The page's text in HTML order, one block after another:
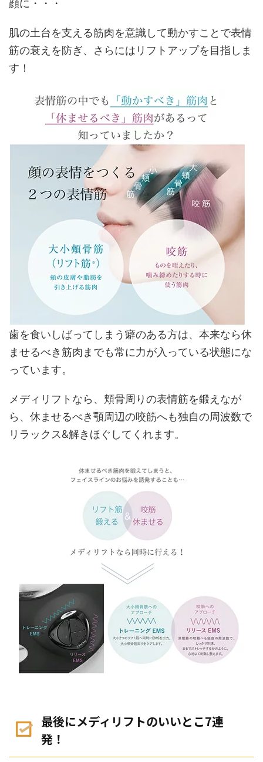
顔に・・・
肌の土台を支える筋肉を意識して動かすことで表情
筋の衰えを防ぎ、さらにはリフトアップを目指しま
す！
歯を食いしばってしまう癖のある方は、本来なら休
ませるべき筋肉までも常に力が入っている状態にな
っています。
メディリフトなら、頬骨周りの表情筋を鍛えなが
ら、休ませるべき顎周辺の咬筋へも独自の周波数で
リラックス&解きほぐしてくれます。
最後にメディリフトのいいとこ7連
発！